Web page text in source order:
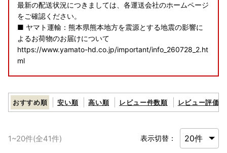
最新の配送状況につきましては、各運送会社のホームページ
をご確認ください。
■ ヤマト運輸：熊本県熊本地方を震源とする地震の影響に
よるお荷物のお届けについて
https://www.yamato-hd.co.jp/important/info_260728_2.ht
ml
https://www2.sagawa-exp.co.jp/information/detail/406/
https://www.post.japanpost.jp/newsrelease/pressrelease/
おすすめ順 安い順 高い順 レビュー件数順 レビュー評価順
1~20件(全41件) 表示切替：